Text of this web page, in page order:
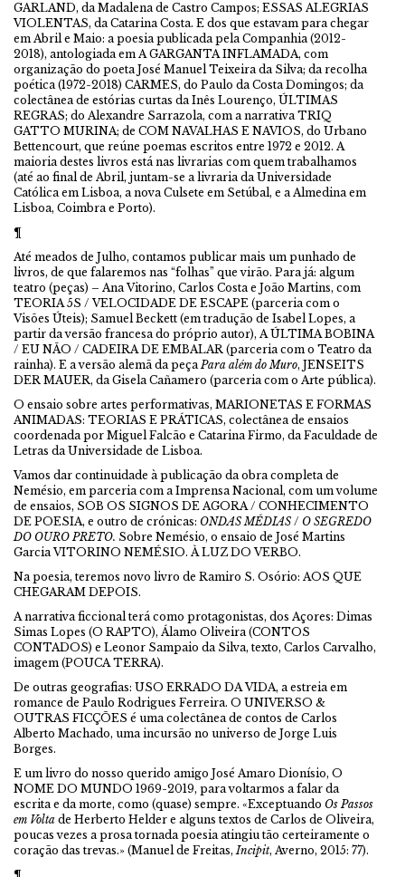
GARLAND, da Madalena de Castro Campos; ESSAS ALEGRIAS
VIOLENTAS, da Catarina Costa. E dos que estavam para chegar
em Abril e Maio: a poesia publicada pela Companhia (2012-
2018), antologiada em A GARGANTA INFLAMADA, com
organização do poeta José Manuel Teixeira da Silva; da recolha
poética (1972-2018) CARMES, do Paulo da Costa Domingos; da
colectânea de estórias curtas da Inês Lourenço, ÚLTIMAS
REGRAS; do Alexandre Sarrazola, com a narrativa TRIQ
GATTO MURINA; de COM NAVALHAS E NAVIOS, do Urbano
Bettencourt, que reúne poemas escritos entre 1972 e 2012. A
maioria destes livros está nas livrarias com quem trabalhamos
(até ao final de Abril, juntam-se a livraria da Universidade
Católica em Lisboa, a nova Culsete em Setúbal, e a Almedina em
Lisboa, Coimbra e Porto).
¶
Até meados de Julho, contamos publicar mais um punhado de
livros, de que falaremos nas “folhas” que virão. Para já: algum
teatro (peças) – Ana Vitorino, Carlos Costa e João Martins, com
TEORIA 5S / VELOCIDADE DE ESCAPE (parceria com o
Visões Úteis); Samuel Beckett (em tradução de Isabel Lopes, a
partir da versão francesa do próprio autor), A ÚLTIMA BOBINA
/ EU NÃO / CADEIRA DE EMBALAR (parceria com o Teatro da
rainha). E a versão alemã da peçaPara além do Muro, JENSEITS
DER MAUER, da Gisela Cañamero (parceria com o Arte pública).
O ensaio sobre artes performativas, MARIONETAS E FORMAS
ANIMADAS: TEORIAS E PRÁTICAS, colectânea de ensaios
coordenada por Miguel Falcão e Catarina Firmo, da Faculdade de
Letras da Universidade de Lisboa.
Vamos dar continuidade à publicação da obra completa de
Nemésio, em parceria com a Imprensa Nacional, com um volume
de ensaios, SOB OS SIGNOS DE AGORA / CONHECIMENTO
DE POESIA, e outro de crónicas: ONDAS MÉDIAS / O SEGREDO
DO OURO PRETO. Sobre Nemésio, o ensaio de José Martins
Garcia VITORINO NEMÉSIO. À LUZ DO VERBO.
Na poesia, teremos novo livro de Ramiro S. Osório: AOS QUE
CHEGARAM DEPOIS.
A narrativa ficcional terá como protagonistas, dos Açores: Dimas
Simas Lopes (O RAPTO), Álamo Oliveira (CONTOS
CONTADOS) e Leonor Sampaio da Silva, texto, Carlos Carvalho,
imagem (POUCA TERRA).
De outras geografias: USO ERRADO DA VIDA, a estreia em
romance de Paulo Rodrigues Ferreira. O UNIVERSO &
OUTRAS FICÇÕES é uma colectânea de contos de Carlos
Alberto Machado, uma incursão no universo de Jorge Luis
Borges.
E um livro do nosso querido amigo José Amaro Dionísio, O
NOME DO MUNDO 1969-2019, para voltarmos a falar da
escrita e da morte, como (quase) sempre. «Exceptuando Os Passos
em Volta de Herberto Helder e alguns textos de Carlos de Oliveira,
poucas vezes a prosa tornada poesia atingiu tão certeiramente o
coração das trevas.» (Manuel de Freitas,Incipit, Averno, 2015: 77).